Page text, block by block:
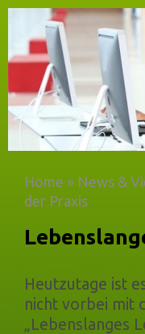
Home » News &
der Praxis
Heutzutage ist
nicht vorbei mit
„Lebenslanges